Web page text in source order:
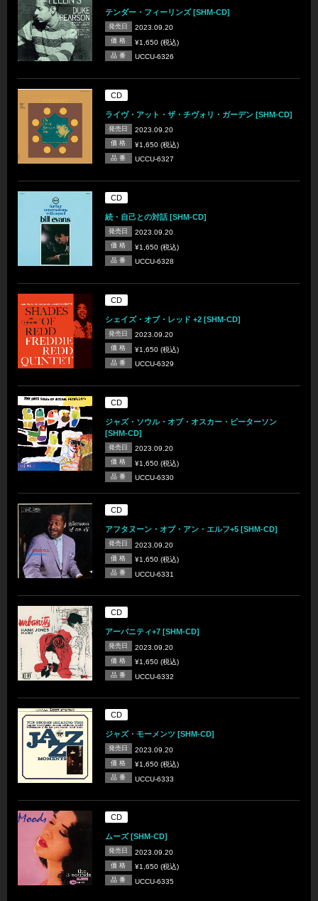
テンダー・フィーリンズ [SHM-CD]
発売日 2023.09.20
価 格 ¥1,650 (税込)
品 番 UCCU-6326
CD
ライヴ・アット・ザ・チヴォリ・ガーデン [SHM-CD]
発売日 2023.09.20
価 格 ¥1,650 (税込)
品 番 UCCU-6327
CD
続・自己との対話 [SHM-CD]
発売日 2023.09.20
価 格 ¥1,650 (税込)
品 番 UCCU-6328
CD
シェイズ・オブ・レッド +2 [SHM-CD]
発売日 2023.09.20
価 格 ¥1,650 (税込)
品 番 UCCU-6329
CD
ジャズ・ソウル・オブ・オスカー・ピーターソン
[SHM-CD]
発売日 2023.09.20
価 格 ¥1,650 (税込)
品 番 UCCU-6330
CD
アフタヌーン・オブ・アン・エルフ+5 [SHM-CD]
発売日 2023.09.20
価 格 ¥1,650 (税込)
品 番 UCCU-6331
CD
アーバニティ+7 [SHM-CD]
発売日 2023.09.20
価 格 ¥1,650 (税込)
品 番 UCCU-6332
CD
ジャズ・モーメンツ [SHM-CD]
発売日 2023.09.20
価 格 ¥1,650 (税込)
品 番 UCCU-6333
CD
ムーズ [SHM-CD]
発売日 2023.09.20
価 格 ¥1,650 (税込)
品 番 UCCU-6335